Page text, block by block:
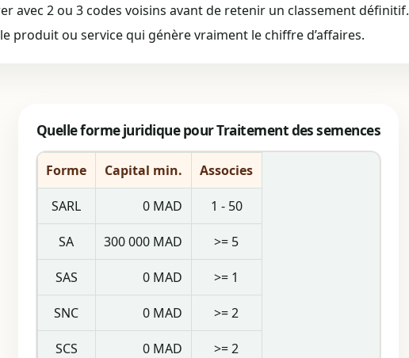
avec 2 ou 3 codes voisins avant de retenir un classement définitif.
produit ou service qui génère vraiment le chiffre d’affaires.
Quelle forme juridique pour Traitement des semences
Forme Capital min. Associes
SARL 0 MAD 1 - 50
SA 300 000 MAD >= 5
SAS 0 MAD >= 1
SNC 0 MAD >= 2
SCS 0 MAD >= 2